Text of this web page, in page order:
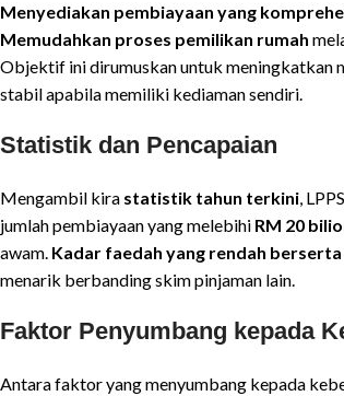
Menyediakan pembiayaan yang
Memudahkan proses pemilikan rumah
Objektif ini dirumuskan untuk meningkatkan
stabil apabila memiliki kediaman sendiri.
Statistik dan Pencapaian
Mengambil kira statistik tahun terkini,
jumlah pembiayaan yang melebihi RM 20
awam. Kadar faedah yang rendah
menarik berbanding skim pinjaman lain.
Faktor Penyumbang kepada
Antara faktor yang menyumbang kepada